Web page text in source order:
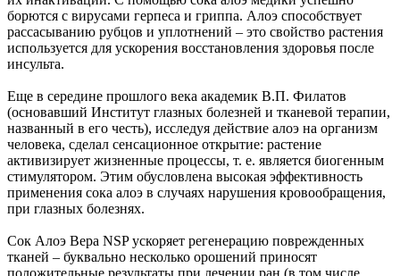
борются с вирусами герпеса и гриппа. Алоэ способствует
рассасыванию рубцов и уплотнений – это свойство растения
используется для ускорения восстановления здоровья после
инсульта.
Еще в середине прошлого века академик В.П. Филатов
(основавший Институт глазных болезней и тканевой терапии,
названный в его честь), исследуя действие алоэ на организм
человека, сделал сенсационное открытие: растение
активизирует жизненные процессы, т. е. является биогенным
стимулятором. Этим обусловлена высокая эффективность
применения сока алоэ в случаях нарушения кровообращения,
при глазных болезнях.
Сок Алоэ Вера NSP ускоряет регенерацию поврежденных
тканей – буквально несколько орошений приносят
положительные результаты при лечении ран (в том числе